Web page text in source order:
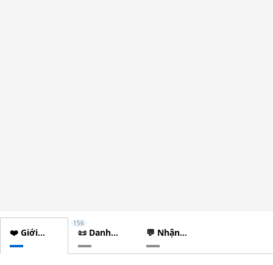
❤️ Giới
thiệu
📜 Danh
sách
chương
156
💬 Nhận
xét